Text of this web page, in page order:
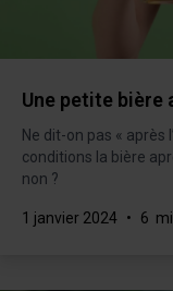
Une petite bière
Ne dit-on pas « après
conditions la bière
non ?
1 janvier 2024 • 6